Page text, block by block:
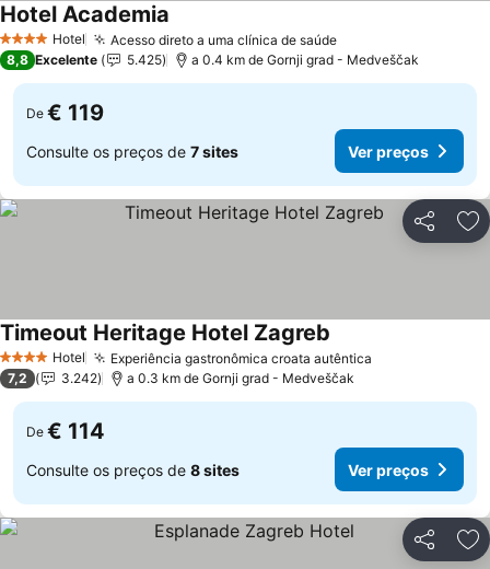
4 EstrelasHotel Acesso direto a uma clínica de saúde
Hotel Academia
8,8 Excelente 5.425 a 0.4 km de Gornji grad - Medveščak
De € 119
Consulte os preços de 7 sites Ver preços
Partilhar
4 EstrelasHotel Experiência gastronômica croata autêntica
Timeout Heritage Hotel Zagreb
7,2 3.242 a 0.3 km de Gornji grad - Medveščak
De € 114
Consulte os preços de 8 sites Ver preços
Partilhar